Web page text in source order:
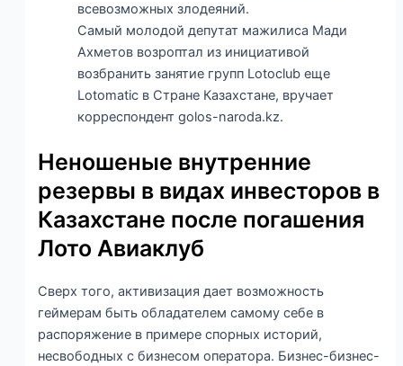
всевозможных злодеяний.
Самый молодой депутат мажилиса Мади
Ахметов возроптал из инициативой
возбранить занятие групп Lotoclub еще
Lotomatic в Стране Казахстане, вручает
корреспондент golos-naroda.kz.
Неношеные внутренние
резервы в видах инвесторов в
Казахстане после погашения
Лото Авиаклуб
Сверх того, активизация дает возможность
геймерам быть обладателем самому себе в
распоряжение в примере спорных историй,
несвободных с бизнесом оператора. Бизнес-бизнес-